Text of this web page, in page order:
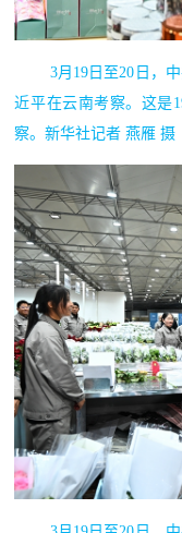
3月19日至20日，
近平在云南考察。这是
察。新华社记者 燕雁 摄